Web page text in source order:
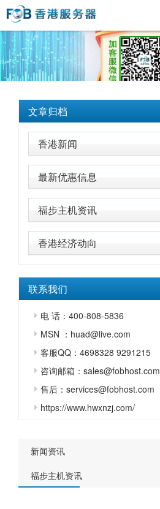
文章归档
香港新闻
最新优惠信息
福步主机资讯
香港经济动向
联系我们
电 话：400-808-5836
MSN ：huad@live.com
客服QQ：4698328 9291215
咨询邮箱：sales@fobhost.com
售后：services@fobhost.com
https://www.hwxnzj.com/
新闻资讯
福步主机资讯